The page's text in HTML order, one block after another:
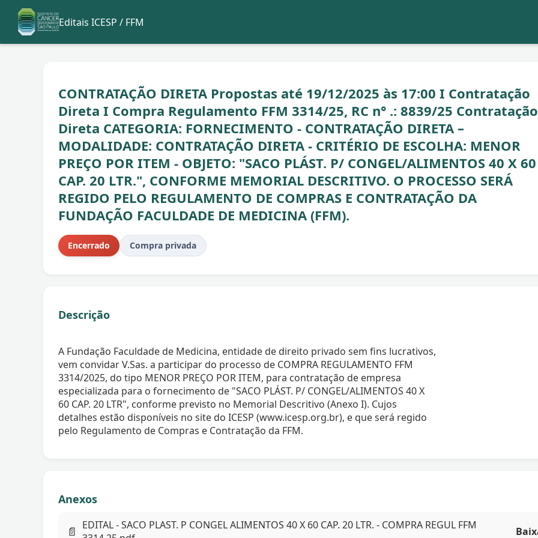
Editais ICESP / FFM
CONTRATAÇÃO DIRETA Propostas até 19/12/2025 às 17:00 I Contratação
Direta I Compra Regulamento FFM 3314/25, RC n° .: 8839/25 Contratação
Direta CATEGORIA: FORNECIMENTO - CONTRATAÇÃO DIRETA –
MODALIDADE: CONTRATAÇÃO DIRETA - CRITÉRIO DE ESCOLHA: MENOR
PREÇO POR ITEM - OBJETO: "SACO PLÁST. P/ CONGEL/ALIMENTOS 40 X 60
CAP. 20 LTR.", CONFORME MEMORIAL DESCRITIVO. O PROCESSO SERÁ
REGIDO PELO REGULAMENTO DE COMPRAS E CONTRATAÇÃO DA
FUNDAÇÃO FACULDADE DE MEDICINA (FFM).
Encerrado Compra privada
Descrição
A Fundação Faculdade de Medicina, entidade de direito privado sem fins lucrativos,
vem convidar V.Sas. a participar do processo de COMPRA REGULAMENTO FFM
3314/2025, do tipo MENOR PREÇO POR ITEM, para contratação de empresa
especializada para o fornecimento de "SACO PLÁST. P/ CONGEL/ALIMENTOS 40 X
60 CAP. 20 LTR", conforme previsto no Memorial Descritivo (Anexo I). Cujos
detalhes estão disponíveis no site do ICESP (www.icesp.org.br), e que será regido
pelo Regulamento de Compras e Contratação da FFM.
Anexos
📄 EDITAL - SACO PLAST. P CONGEL ALIMENTOS 40 X 60 CAP. 20 LTR. - COMPRA REGUL FFM